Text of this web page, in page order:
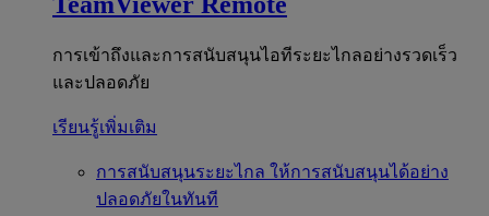
การเข้าถึงและการสนับสนุนไอทีระยะไกลอย่างรวดเร็ว
และปลอดภัย
เรียนรู้เพิ่มเติม
การสนับสนุนระยะไกล ให้การสนับสนุนได้อย่าง
ปลอดภัยในทันที